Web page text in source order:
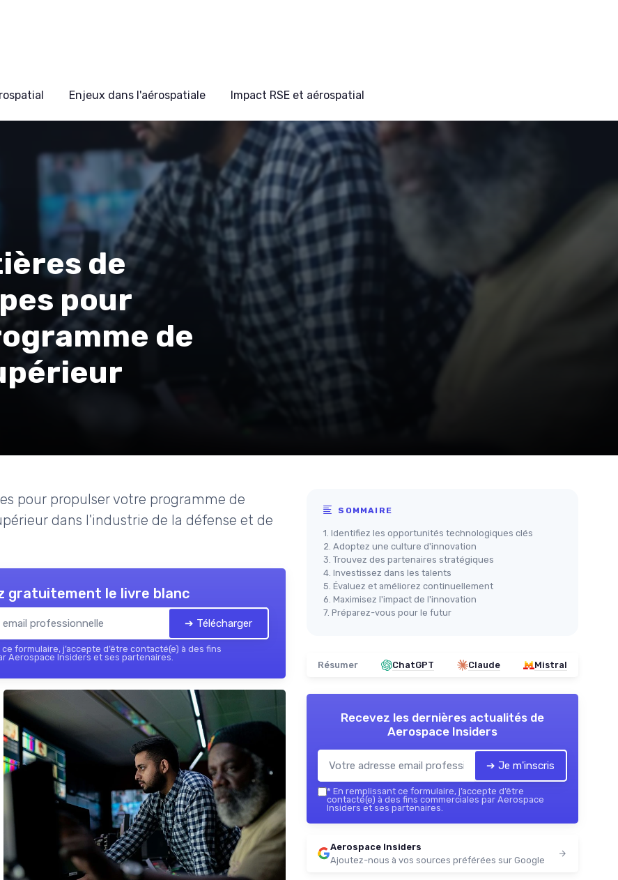
Enjeux dans l'aérospatiale Impact RSE et aérospatial
de
pour
de
pour propulser votre programme de
dans l'industrie de la défense et de
gratuitement le livre blanc
➔ Télécharger
formulaire, j’accepte d’être contacté(e) à des fins
Aerospace Insiders et ses partenaires.
SOMMAIRE
1. Identifiez les opportunités technologiques clés
2. Adoptez une culture d'innovation
3. Trouvez des partenaires stratégiques
4. Investissez dans les talents
5. Évaluez et améliorez continuellement
6. Maximisez l'impact de l'innovation
7. Préparez-vous pour le futur
Résumer ChatGPT Claude Mistral
Recevez les dernières actualités de
Aerospace Insiders
➔ Je m'inscris
* En remplissant ce formulaire, j’accepte d’être
contacté(e) à des fins commerciales par Aerospace
Insiders et ses partenaires.
Aerospace Insiders
Ajoutez-nous à vos sources préférées sur Google